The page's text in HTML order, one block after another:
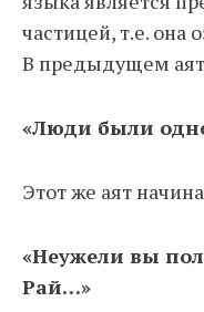
частицей, т.е. она
В предыдущем
«Люди были
Этот же аят
«Неужели вы
Рай…»